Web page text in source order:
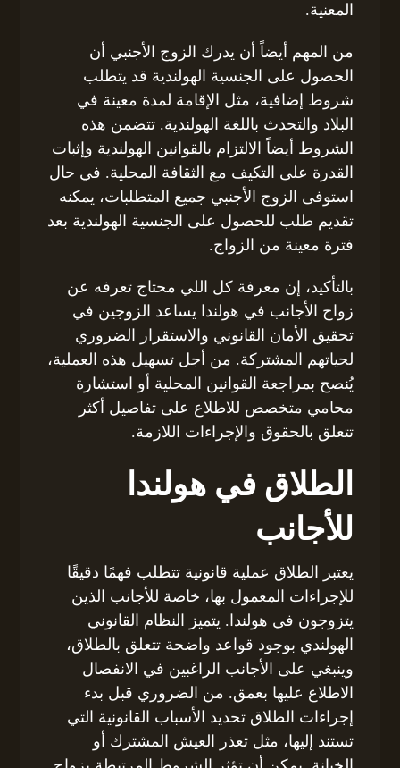
المعنية.
من المهم أيضاً أن يدرك الزوج الأجنبي أن
الحصول على الجنسية الهولندية قد يتطلب
شروط إضافية، مثل الإقامة لمدة معينة في
البلاد والتحدث باللغة الهولندية. تتضمن هذه
الشروط أيضاً الالتزام بالقوانين الهولندية وإثبات
القدرة على التكيف مع الثقافة المحلية. في حال
استوفى الزوج الأجنبي جميع المتطلبات، يمكنه
تقديم طلب للحصول على الجنسية الهولندية بعد
فترة معينة من الزواج.
بالتأكيد، إن معرفة كل اللي محتاج تعرفه عن
زواج الأجانب في هولندا يساعد الزوجين في
تحقيق الأمان القانوني والاستقرار الضروري
لحياتهم المشتركة. من أجل تسهيل هذه العملية،
يُنصح بمراجعة القوانين المحلية أو استشارة
محامي متخصص للاطلاع على تفاصيل أكثر
تتعلق بالحقوق والإجراءات اللازمة.
الطلاق في هولندا
للأجانب
يعتبر الطلاق عملية قانونية تتطلب فهمًا دقيقًا
للإجراءات المعمول بها، خاصة للأجانب الذين
يتزوجون في هولندا. يتميز النظام القانوني
الهولندي بوجود قواعد واضحة تتعلق بالطلاق،
وينبغي على الأجانب الراغبين في الانفصال
الاطلاع عليها بعمق. من الضروري قبل بدء
إجراءات الطلاق تحديد الأسباب القانونية التي
تستند إليها، مثل تعذر العيش المشترك أو